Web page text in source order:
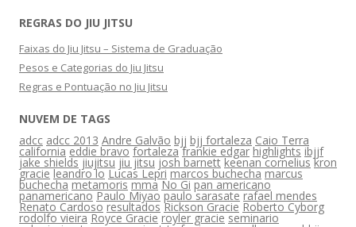
REGRAS DO JIU JITSU
Faixas do Jiu Jitsu – Sistema de Graduação
Pesos e Categorias do Jiu Jitsu
Regras e Pontuação no Jiu Jitsu
NUVEM DE TAGS
adcc adcc 2013 Andre Galvão bjj bjj fortaleza Caio Terra
california eddie bravo fortaleza frankie edgar highlights ibjjf
jake shields jiujitsu jiu jitsu josh barnett keenan cornelius kron
gracie leandro lo Lucas Lepri marcos buchecha marcus
buchecha metamoris mma No Gi pan americano
panamericano Paulo Miyao paulo sarasate rafael mendes
Renato Cardoso resultados Rickson Gracie Roberto Cyborg
rodolfo vieira Royce Gracie royler gracie seminario